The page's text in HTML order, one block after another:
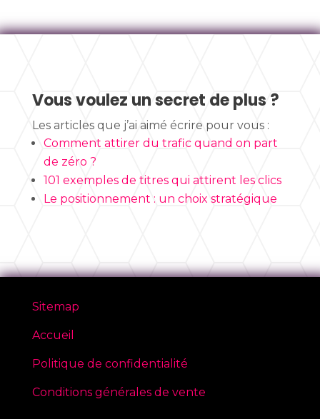
Vous voulez un secret de plus ?
Les articles que j’ai aimé écrire pour vous :
Comment attirer du trafic quand on part
de zéro ?
101 exemples de titres qui attirent les clics
Le positionnement : un choix stratégique
Sitemap
Accueil
Politique de confidentialité
Conditions générales de vente